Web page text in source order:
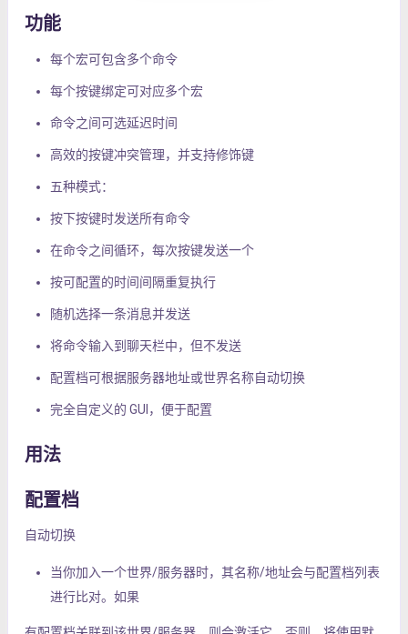
功能
每个宏可包含多个命令
每个按键绑定可对应多个宏
命令之间可选延迟时间
高效的按键冲突管理，并支持修饰键
五种模式：
按下按键时发送所有命令
在命令之间循环，每次按键发送一个
按可配置的时间间隔重复执行
随机选择一条消息并发送
将命令输入到聊天栏中，但不发送
配置档可根据服务器地址或世界名称自动切换
完全自定义的 GUI，便于配置
用法
配置档
自动切换
当你加入一个世界/服务器时，其名称/地址会与配置档列表
进行比对。如果